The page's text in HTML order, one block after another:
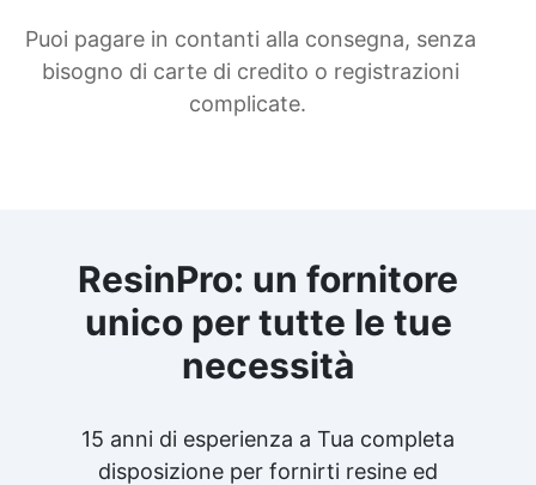
Puoi pagare in contanti alla consegna, senza
bisogno di carte di credito o registrazioni
complicate.
ResinPro: un fornitore
unico per tutte le tue
necessità
15 anni di esperienza a Tua completa
disposizione per fornirti resine ed